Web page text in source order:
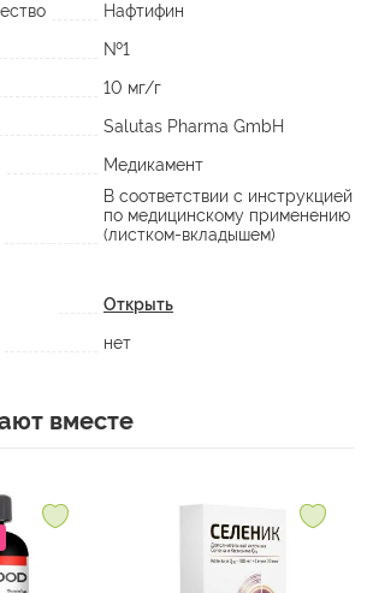
Нафтифин
№1
10 мг/г
Salutas Pharma GmbH
Медикамент
В соответствии с инструкцией
по медицинскому применению
(листком-вкладышем)
Открыть
нет
вместе